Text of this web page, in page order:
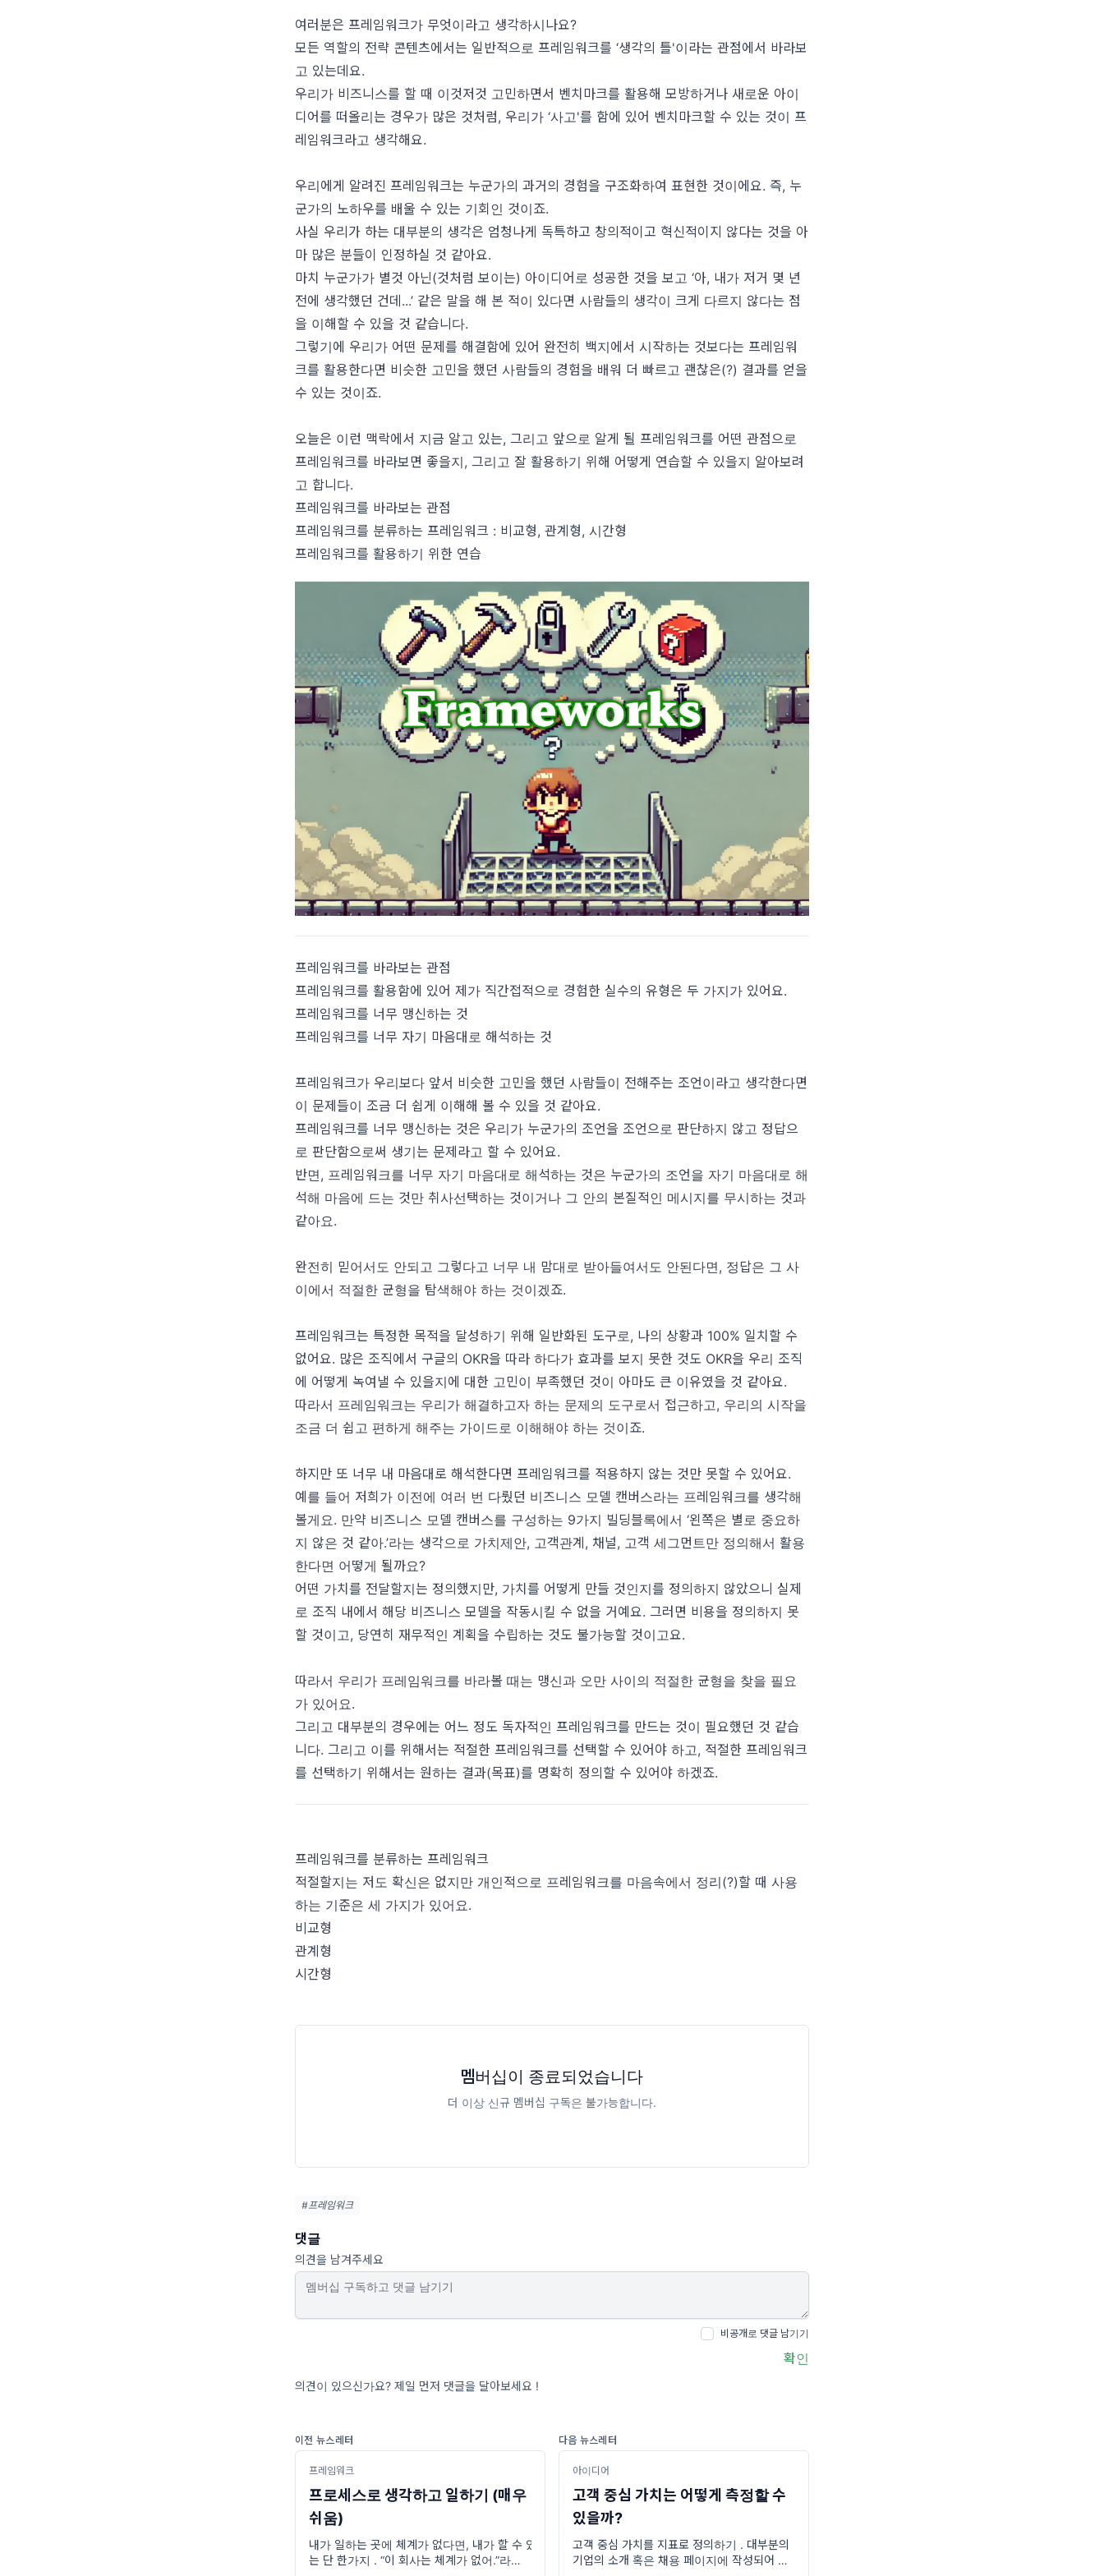
여러분은 프레임워크가 무엇이라고 생각하시나요?
모든 역할의 전략 콘텐츠에서는 일반적으로 프레임워크를 ‘생각의 틀'이라는 관점에서 바라보
고 있는데요.
우리가 비즈니스를 할 때 이것저것 고민하면서 벤치마크를 활용해 모방하거나 새로운 아이
디어를 떠올리는 경우가 많은 것처럼, 우리가 ‘사고'를 함에 있어 벤치마크할 수 있는 것이 프
레임워크라고 생각해요.
우리에게 알려진 프레임워크는 누군가의 과거의 경험을 구조화하여 표현한 것이에요. 즉, 누
군가의 노하우를 배울 수 있는 기회인 것이죠.
사실 우리가 하는 대부분의 생각은 엄청나게 독특하고 창의적이고 혁신적이지 않다는 것을 아
마 많은 분들이 인정하실 것 같아요.
마치 누군가가 별것 아닌(것처럼 보이는) 아이디어로 성공한 것을 보고 ‘아, 내가 저거 몇 년
전에 생각했던 건데...’ 같은 말을 해 본 적이 있다면 사람들의 생각이 크게 다르지 않다는 점
을 이해할 수 있을 것 같습니다.
그렇기에 우리가 어떤 문제를 해결함에 있어 완전히 백지에서 시작하는 것보다는 프레임워
크를 활용한다면 비슷한 고민을 했던 사람들의 경험을 배워 더 빠르고 괜찮은(?) 결과를 얻을
수 있는 것이죠.
오늘은 이런 맥락에서 지금 알고 있는, 그리고 앞으로 알게 될 프레임워크를 어떤 관점으로
프레임워크를 바라보 면 좋을지, 그리고 잘 활용하기 위해 어떻게 연습할 수 있을지 알아보려
고 합니다.
프레임워크를 바라보는 관점
프레임워크를 분류하는 프레임워크 : 비교형, 관계형, 시간형
프레임워크를 활용하기 위한 연습
프레임워크를 바라보는 관점
프레임워크를 활용함에 있어 제가 직간접적으로 경험한 실수의 유형은 두 가지가 있어요.
프레임워크를 너무 맹신하는 것
프레임워크를 너무 자기 마음대로 해석하는 것
프레임워크가 우리보다 앞서 비슷한 고민을 했던 사람들이 전해주는 조언이라고 생각한다면
이 문제들이 조금 더 쉽게 이해해 볼 수 있을 것 같아요.
프레임워크를 너무 맹신하는 것은 우리가 누군가의 조언을 조언으로 판단하지 않고 정답으
로 판단함으로써 생기는 문제라고 할 수 있어요.
반면, 프레임워크를 너무 자기 마음대로 해석하는 것은 누군가의 조언을 자기 마음대로 해
석해 마음에 드는 것만 취사선택하는 것이거나 그 안의 본질적인 메시지를 무시하는 것과
같아요.
완전히 믿어서도 안되고 그렇다고 너무 내 맘대로 받아들여서도 안된다면, 정답은 그 사
이에서 적절한 균형을 탐색해야 하는 것이겠죠.
프레임워크는 특정한 목적을 달성하기 위해 일반화된 도구로, 나의 상황과 100% 일치할 수
없어요. 많은 조직에서 구글의 OKR을 따라 하다가 효과를 보지 못한 것도 OKR을 우리 조직
에 어떻게 녹여낼 수 있을지에 대한 고민이 부족했던 것이 아마도 큰 이유였을 것 같아요.
따라서 프레임워크는 우리가 해결하고자 하는 문제의 도구로서 접근하고, 우리의 시작을
조금 더 쉽고 편하게 해주는 가이드로 이해해야 하는 것이죠.
하지만 또 너무 내 마음대로 해석한다면 프레임워크를 적용하지 않는 것만 못할 수 있어요.
예를 들어 저희가 이전에 여러 번 다뤘던 비즈니스 모델 캔버스라는 프레임워크를 생각해
볼게요. 만약 비즈니스 모델 캔버스를 구성하는 9가지 빌딩블록에서 ‘왼쪽은 별로 중요하
지 않은 것 같아.’라는 생각으로 가치제안, 고객관계, 채널, 고객 세그먼트만 정의해서 활용
한다면 어떻게 될까요?
어떤 가치를 전달할지는 정의했지만, 가치를 어떻게 만들 것인지를 정의하지 않았으니 실제
로 조직 내에서 해당 비즈니스 모델을 작동시킬 수 없을 거예요. 그러면 비용을 정의하지 못
할 것이고, 당연히 재무적인 계획을 수립하는 것도 불가능할 것이고요.
따라서 우리가 프레임워크를 바라볼 때는 맹신과 오만 사이의 적절한 균형을 찾을 필요
가 있어요.
그리고 대부분의 경우에는 어느 정도 독자적인 프레임워크를 만드는 것이 필요했던 것 같습
니다. 그리고 이를 위해서는 적절한 프레임워크를 선택할 수 있어야 하고, 적절한 프레임워크
를 선택하기 위해서는 원하는 결과(목표)를 명확히 정의할 수 있어야 하겠죠.
프레임워크를 분류하는 프레임워크
적절할지는 저도 확신은 없지만 개인적으로 프레임워크를 마음속에서 정리(?)할 때 사용
하는 기준은 세 가지가 있어요.
비교형
관계형
시간형
멤버십이 종료되었습니다
더 이상 신규 멤버십 구독은 불가능합니다.
#프레임워크
댓글
의견을 남겨주세요
비공개로 댓글 남기기
확인
의견이 있으신가요? 제일 먼저 댓글을 달아보세요 !
이전 뉴스레터
프레임워크
프로세스로 생각하고 일하기 (매우
쉬움)
내가 일하는 곳에 체계가 없다면, 내가 할 수 있
는 단 한가지 . “이 회사는 체계가 없어.”라는 말
다음 뉴스레터
아이디어
고객 중심 가치는 어떻게 측정할 수
있을까?
고객 중심 가치를 지표로 정의하기 . 대부분의
기업의 소개 혹은 채용 페이지에 작성되어 있